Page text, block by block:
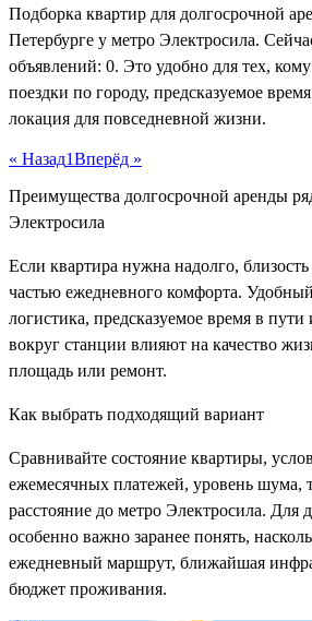
Подборка квартир для долгосрочной
Петербурге у метро Электросила.
объявлений: 0. Это удобно для тех,
поездки по городу, предсказуемое
локация для повседневной жизни.
« Назад1Вперёд »
Преимущества долгосрочной аренды
Электросила
Если квартира нужна надолго,
частью ежедневного комфорта.
логистика, предсказуемое время в пути
вокруг станции влияют на качество
площадь или ремонт.
Как выбрать подходящий вариант
Сравнивайте состояние квартиры,
ежемесячных платежей, уровень шума,
расстояние до метро Электросила. Для
особенно важно заранее понять,
ежедневный маршрут, ближайшая
бюджет проживания.